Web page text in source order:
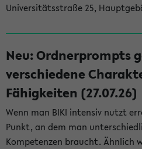
Universitätsstraße 25,
Neu: Ordnerprompts
verschiedene
Fähigkeiten (27.07.26)
Wenn man BIKI intensiv nutzt
Punkt, an dem man
Kompetenzen braucht. Ähnlich